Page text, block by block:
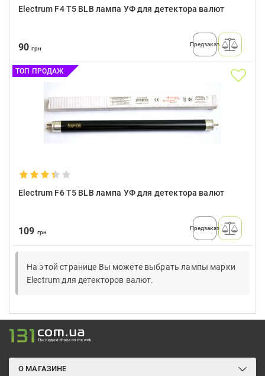
Electrum F4 T5 BLB лампа УФ для детектора валют
90грн
Предзаказ
ТОП ПРОДАЖ
Electrum F6 T5 BLB лампа УФ для детектора валют
109 грн
Предзаказ
На этой странице Вы можете выбрать лампы марки
Electrum для детекторов валют.
О МАГАЗИНЕ